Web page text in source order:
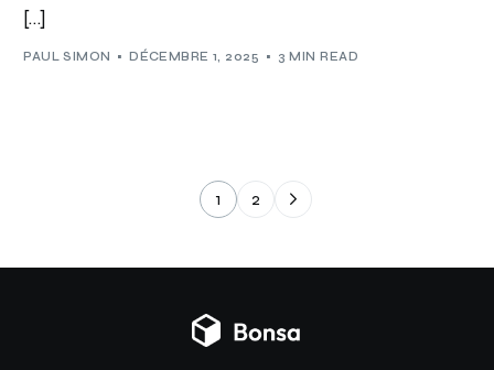
[…]
PAUL SIMON DÉCEMBRE 1, 2025 3 MIN READ
1 2